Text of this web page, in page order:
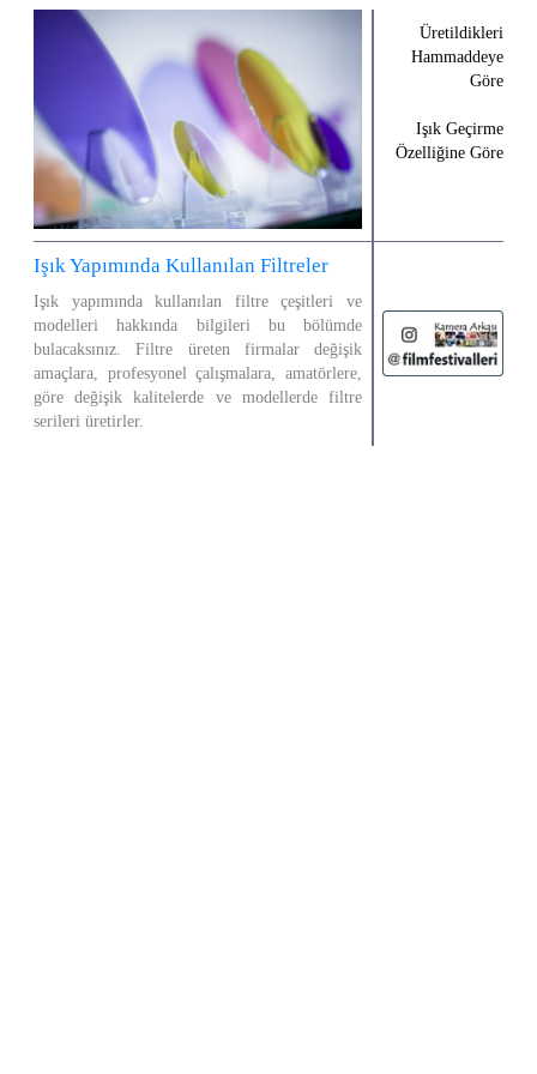
Üretildikleri
Hammaddeye
Göre
Işık Geçirme
Özelliğine Göre
Işık Yapımında Kullanılan Filtreler
Işık yapımında kullanılan filtre çeşitleri ve
modelleri hakkında bilgileri bu bölümde
bulacaksınız. Filtre üreten firmalar değişik
amaçlara, profesyonel çalışmalara, amatörlere,
göre değişik kalitelerde ve modellerde filtre
serileri üretirler.